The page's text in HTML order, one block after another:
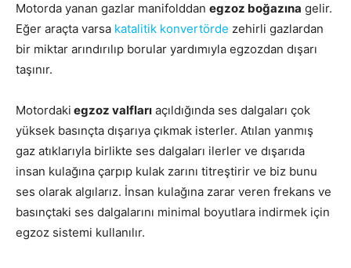
Motorda yanan gazlar manifolddan egzoz boğazına gelir.
Eğer araçta varsa katalitik konvertörde zehirli gazlardan
bir miktar arındırılıp borular yardımıyla egzozdan dışarı
taşınır.
Motordaki egzoz valfları açıldığında ses dalgaları çok
yüksek basınçta dışarıya çıkmak isterler. Atılan yanmış
gaz atıklarıyla birlikte ses dalgaları ilerler ve dışarıda
insan kulağına çarpıp kulak zarını titreştirir ve biz bunu
ses olarak algılarız. İnsan kulağına zarar veren frekans ve
basınçtaki ses dalgalarını minimal boyutlara indirmek için
egzoz sistemi kullanılır.